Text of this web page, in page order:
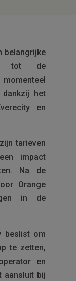
belangrijke
tot de
het
en
zijn tarieven
impact
Na de
Orange
in de
beslist om
te zetten,
en
aansluit bij